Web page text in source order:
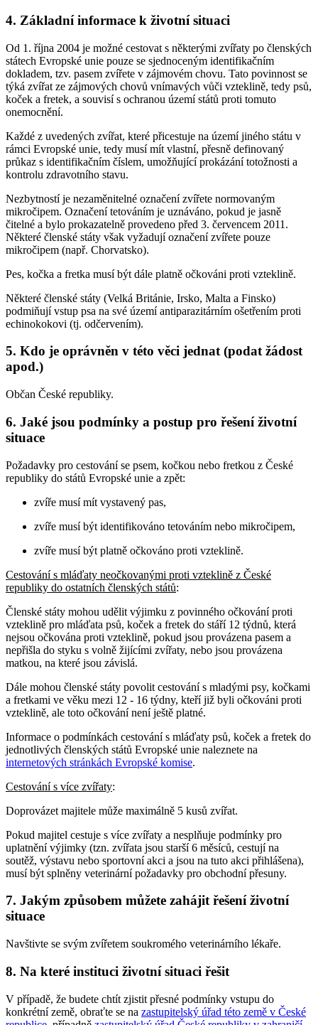
4. Základní informace k životní situaci
Od 1. října 2004 je možné cestovat s některými zvířaty po členských
státech Evropské unie pouze se sjednoceným identifikačním
dokladem, tzv. pasem zvířete v zájmovém chovu. Tato povinnost se
týká zvířat ze zájmových chovů vnímavých vůči vzteklině, tedy psů,
koček a fretek, a souvisí s ochranou území států proti tomuto
onemocnění.
Každé z uvedených zvířat, které přicestuje na území jiného státu v
rámci Evropské unie, tedy musí mít vlastní, přesně definovaný
průkaz s identifikačním číslem, umožňující prokázání totožnosti a
kontrolu zdravotního stavu.
Nezbytností je nezaměnitelné označení zvířete normovaným
mikročipem. Označení tetováním je uznáváno, pokud je jasně
čitelné a bylo prokazatelně provedeno před 3. červencem 2011.
Některé členské státy však vyžadují označení zvířete pouze
mikročipem (např. Chorvatsko).
Pes, kočka a fretka musí být dále platně očkováni proti vzteklině.
Některé členské státy (Velká Británie, Irsko, Malta a Finsko)
podmiňují vstup psa na své území antiparazitárním ošetřením proti
echinokokovi (tj. odčervením).
5. Kdo je oprávněn v této věci jednat (podat žádost
apod.)
Občan České republiky.
6. Jaké jsou podmínky a postup pro řešení životní
situace
Požadavky pro cestování se psem, kočkou nebo fretkou z České
republiky do států Evropské unie a zpět:
zvíře musí mít vystavený pas,
zvíře musí být identifikováno tetováním nebo mikročipem,
zvíře musí být platně očkováno proti vzteklině.
Cestování s mláďaty neočkovanými proti vzteklině z České
republiky do ostatních členských států:
Členské státy mohou udělit výjimku z povinného očkování proti
vzteklině pro mláďata psů, koček a fretek do stáří 12 týdnů, která
nejsou očkována proti vzteklině, pokud jsou provázena pasem a
nepřišla do styku s volně žijícími zvířaty, nebo jsou provázena
matkou, na které jsou závislá.
Dále mohou členské státy povolit cestování s mladými psy, kočkami
a fretkami ve věku mezi 12 - 16 týdny, kteří již byli očkováni proti
vzteklině, ale toto očkování není ještě platné.
Informace o podmínkách cestování s mláďaty psů, koček a fretek do
jednotlivých členských států Evropské unie naleznete na
internetových stránkách Evropské komise.
Cestování s více zvířaty:
Doprovázet majitele může maximálně 5 kusů zvířat.
Pokud majitel cestuje s více zvířaty a nesplňuje podmínky pro
uplatnění výjimky (tzn. zvířata jsou starší 6 měsíců, cestují na
soutěž, výstavu nebo sportovní akci a jsou na tuto akci přihlášena),
musí být splněny veterinární požadavky pro obchodní přesuny.
7. Jakým způsobem můžete zahájit řešení životní
situace
Navštivte se svým zvířetem soukromého veterinárního lékaře.
8. Na které instituci životní situaci řešit
V případě, že budete chtít zjistit přesné podmínky vstupu do
konkrétní země, obraťte se na zastupitelský úřad této země v České